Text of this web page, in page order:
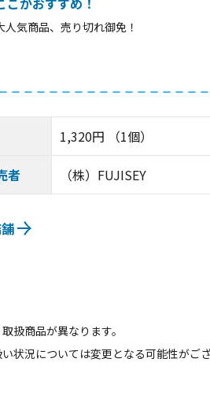
人気商品、売り切れ御免！
1,320円 （1個）
者 （株）FUJISEY
扱商品が異なります。
状況については変更となる可能性がご